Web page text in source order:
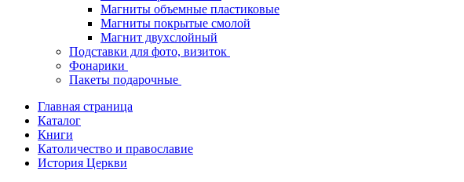
Магниты объемные пластиковые
Магниты покрытые смолой
Магнит двухслойный
Подставки для фото, визиток
Фонарики
Пакеты подарочные
Главная страница
Каталог
Книги
Католичество и православие
История Церкви